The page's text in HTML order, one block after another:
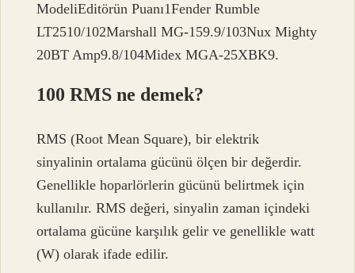
ModeliEditörün Puanı1Fender Rumble
LT2510/102Marshall MG-159.9/103Nux Mighty
20BT Amp9.8/104Midex MGA-25XBK9.
100 RMS ne demek?
RMS (Root Mean Square), bir elektrik
sinyalinin ortalama gücünü ölçen bir değerdir.
Genellikle hoparlörlerin gücünü belirtmek için
kullanılır. RMS değeri, sinyalin zaman içindeki
ortalama gücüne karşılık gelir ve genellikle watt
(W) olarak ifade edilir.